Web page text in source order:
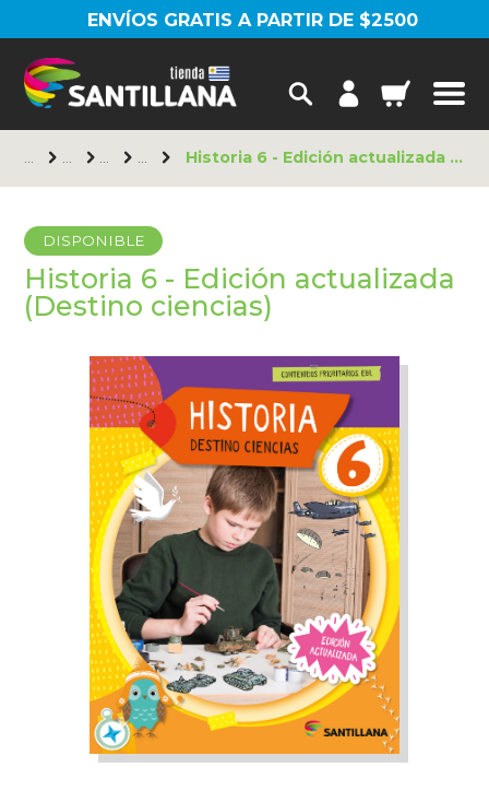
ENVÍOS GRATIS A PARTIR DE $2500
Historia 6 - Edición actualizada (Destino ciencias)
DISPONIBLE
Historia 6 - Edición actualizada
(Destino ciencias)